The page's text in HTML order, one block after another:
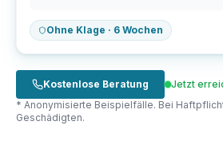
Ohne Klage · 6 Wochen
Kostenlose Beratung
Jetzt
* Anonymisierte Beispielfälle. Bei
Geschädigten.